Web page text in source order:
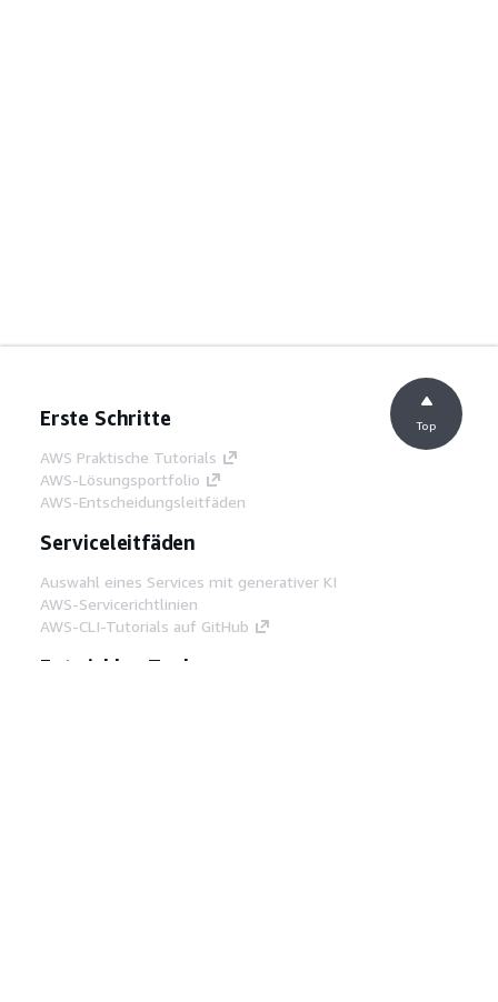
Erste Schritte
AWS Praktische Tutorials
AWS-Lösungsportfolio
AWS-Entscheidungsleitfäden
Serviceleitfäden
Auswahl eines Services mit generativer KI
AWS-Servicerichtlinien
AWS-CLI-Tutorials auf GitHub
Entwickler-Tools
Top